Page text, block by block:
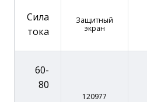
Сила
тока
Защитный
экран
60-
80
120977